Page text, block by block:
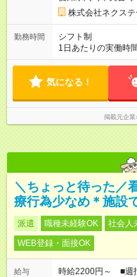
務：県を跨ぐ転勤あ
000円 ■地域限定型（転居を伴う転勤なし：通勤可能な範囲の
み） 月収270万～58万3，000円 【 昇
回 ■賞与：通常賞与
期間の長さ：3ヶ月
株式会社ネクステ
勤務時間
シフト制
1日あたりの実働時
制（実働8h／休憩
業が少なめなので、
気になる！
掲載元企業
＼ちょっと待った／
療行為少なめ＊施設
派遣 職種未経験OK 社会人
WEB登録・面接OK
給与
時給2200円～ ■週